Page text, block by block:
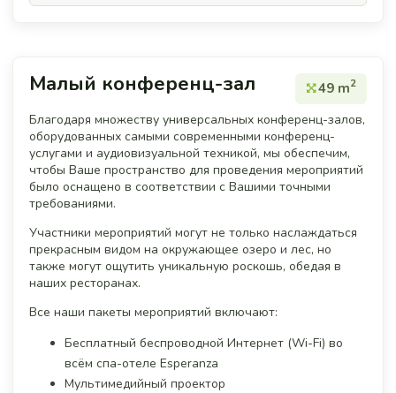
Малый конференц-зал 49 m2
Благодаря множеству универсальных конференц-залов,
оборудованных самыми современными конференц-
услугами и аудиовизуальной техникой, мы обеспечим,
чтобы Ваше пространство для проведения мероприятий
было оснащено в соответствии с Вашими точными
требованиями.
Участники мероприятий могут не только наслаждаться
прекрасным видом на окружающее озеро и лес, но
также могут ощутить уникальную роскошь, обедая в
наших ресторанах.
Все наши пакеты мероприятий включают:
Бесплатный беспроводной Интернет (Wi-Fi) во
всём спа-отеле Esperanza
Мультимедийный проектор